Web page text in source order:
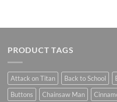
PRODUCT TAGS
Attack on Titan Back to School
Buttons
Chainsaw Man